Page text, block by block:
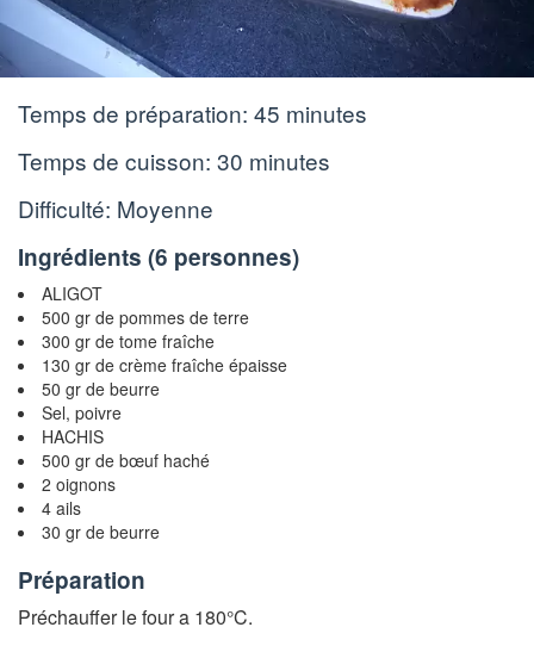
Temps de préparation: 45 minutes
Temps de cuisson: 30 minutes
Difficulté: Moyenne
Ingrédients (6 personnes)
ALIGOT
500 gr de pommes de terre
300 gr de tome fraîche
130 gr de crème fraîche épaisse
50 gr de beurre
Sel, poivre
HACHIS
500 gr de bœuf haché
2 oignons
4 ails
30 gr de beurre
Préparation
Préchauffer le four a 180°C.